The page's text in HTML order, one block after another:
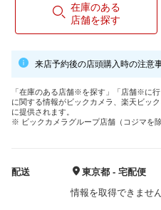
在庫のある
店舗を探す
来店予約後の店頭購入時の注意
「在庫のある店舗※を探す」「店舗※に
に関する情報がビックカメラ、楽天ビッ
に提供されます。
※ ビックカメラグループ店舗（コジマを除
配送
東京都 - 宅配便
情報を取得できませ